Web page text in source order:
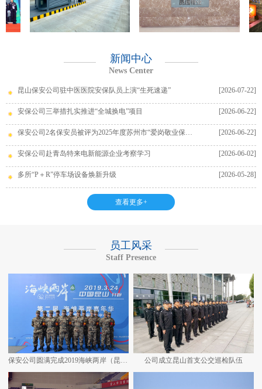
新闻中心
News Center
昆山保安公司驻中医医院安保队员上演“生死速递” [2026-07-22]
安保公司三举措扎实推进“全城换电”项目 [2026-06-22]
保安公司2名保安员被评为2025年度苏州市“爱岗敬业保安员” [2026-06-22]
安保公司赴青岛特来电新能源企业考察学习 [2026-06-02]
多所“P＋R”停车场设备焕新升级 [2026-05-28]
查看更多+
员工风采
Staff Presence
公司成立昆山首支公交巡检队伍